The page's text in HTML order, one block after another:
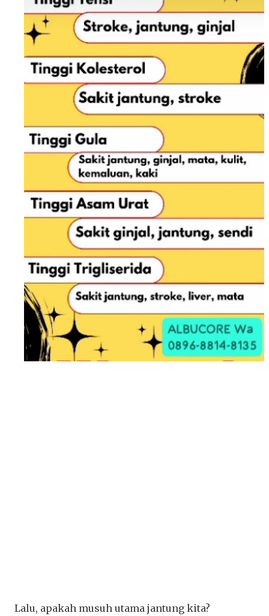
Lalu, apakah musuh utama jantung kita?